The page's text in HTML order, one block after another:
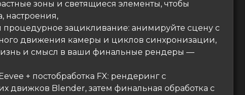
зоны и светящиеся элементы, чтобы
настроения,
зацикливание: анимируйте сцену с
движения камеры и циклов синхронизации,
и смысл в ваши финальные рендеры —
+ постобработка FX: рендеринг с
движков Blender, затем финальная обработка с